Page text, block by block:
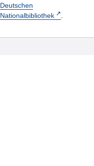
Deutschen
Nationalbibliothek
.